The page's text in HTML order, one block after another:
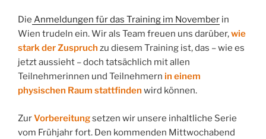
Facetten“
Die Anmeldungen für das Training im November in
Wien trudeln ein. Wir als Team freuen uns darüber,wie
stark der Zuspruch zu diesem Training ist, das – wie es
jetzt aussieht – doch tatsächlich mit allen
Teilnehmerinnen und Teilnehmern in einem
physischen Raum stattfinden wird können.
ZurVorbereitungsetzen wir unsere inhaltliche Serie
vom Frühjahr fort. Den kommenden Mittwochabend